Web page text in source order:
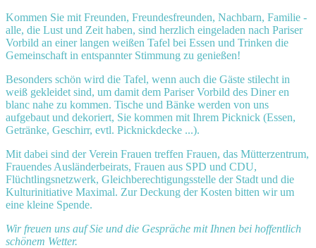
Kommen Sie mit Freunden, Freundesfreunden, Nachbarn, Familie -
alle, die Lust und Zeit haben, sind herzlich eingeladen nach Pariser
Vorbild an einer langen weißen Tafel bei Essen und Trinken die
Gemeinschaft in entspannter Stimmung zu genießen!
Besonders schön wird die Tafel, wenn auch die Gäste stilecht in
weiß gekleidet sind, um damit dem Pariser Vorbild des Diner en
blanc nahe zu kommen. Tische und Bänke werden von uns
aufgebaut und dekoriert, Sie kommen mit Ihrem Picknick (Essen,
Getränke, Geschirr, evtl. Picknickdecke ...).
Mit dabei sind der Verein Frauen treffen Frauen, das Mütterzentrum,
Frauendes Ausländerbeirats, Frauen aus SPD und CDU,
Flüchtlingsnetzwerk, Gleichberechtigungsstelle der Stadt und die
Kulturinitiative Maximal. Zur Deckung der Kosten bitten wir um
eine kleine Spende.
Wir freuen uns auf Sie und die Gespräche mit Ihnen bei hoffentlich
schönem Wetter.